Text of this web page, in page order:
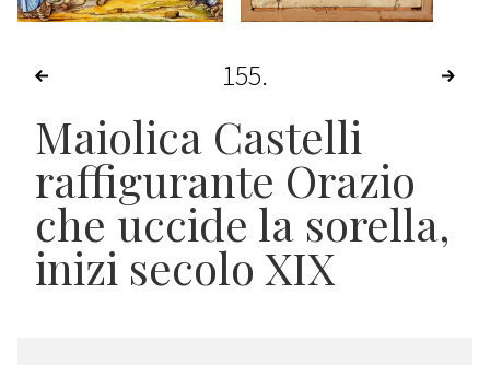
155
Maiolica Castelli
raffigurante Orazio
che uccide la sorella,
inizi secolo XIX